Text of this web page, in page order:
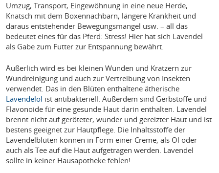
Umzug, Transport, Eingewöhnung in eine neue Herde,
Knatsch mit dem Boxennachbarn, längere Krankheit und
daraus entstehender Bewegungsmangel usw. – all das
bedeutet eines für das Pferd: Stress! Hier hat sich Lavendel
als Gabe zum Futter zur Entspannung bewährt.
Äußerlich wird es bei kleinen Wunden und Kratzern zur
Wundreinigung und auch zur Vertreibung von Insekten
verwendet. Das in den Blüten enthaltene ätherische
Lavendelöl ist antibakteriell. Außerdem sind Gerbstoffe und
Flavonoide für eine gesunde Haut darin enthalten. Lavendel
brennt nicht auf geröteter, wunder und gereizter Haut und ist
bestens geeignet zur Hautpflege. Die Inhaltsstoffe der
Lavendelblüten können in Form einer Creme, als Öl oder
auch als Tee auf die Haut aufgetragen werden. Lavendel
sollte in keiner Hausapotheke fehlen!